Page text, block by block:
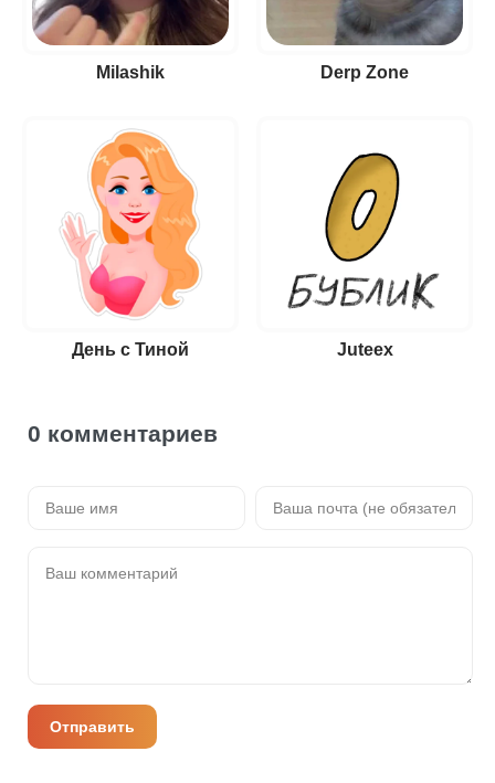
Milashik Derp Zone
День с Тиной Juteex
0 комментариев
Отправить